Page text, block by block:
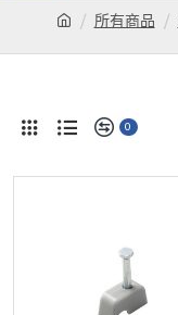
所有商品
0